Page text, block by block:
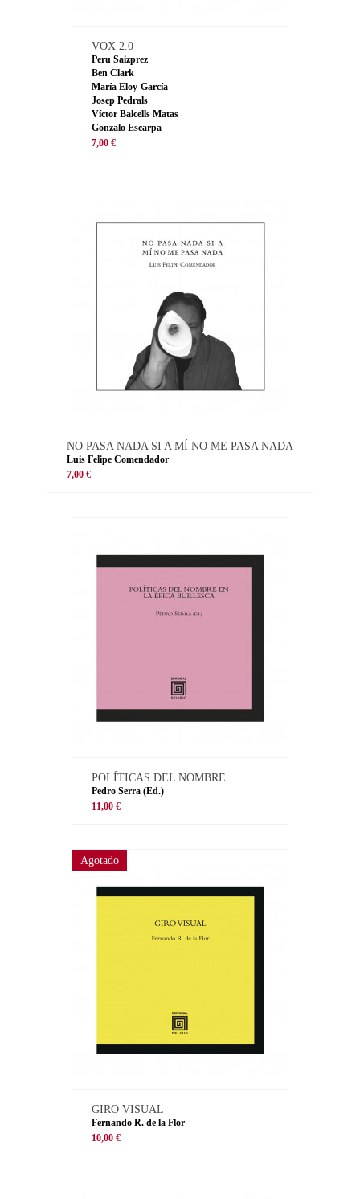
VOX 2.0
Peru Saizprez
Ben Clark
María Eloy-García
Josep Pedrals
Víctor Balcells Matas
Gonzalo Escarpa
7,00 €
NO PASA NADA SI A MÍ NO ME PASA NADA
Luis Felipe Comendador
7,00 €
POLÍTICAS DEL NOMBRE
Pedro Serra (Ed.)
11,00 €
Agotado
GIRO VISUAL
Fernando R. de la Flor
10,00 €